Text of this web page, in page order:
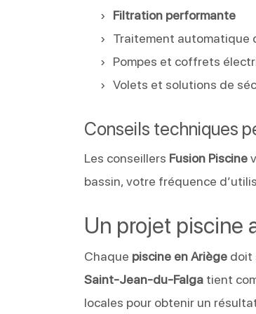
Filtration performante
Traitement automatique
Pompes et coffrets
Volets et solutions de
Conseils techniques
Les conseillers Fusion Piscine
bassin, votre fréquence
Un projet piscine
Chaque piscine en Ariège doit
Saint-Jean-du-Falga tient
locales pour obtenir un